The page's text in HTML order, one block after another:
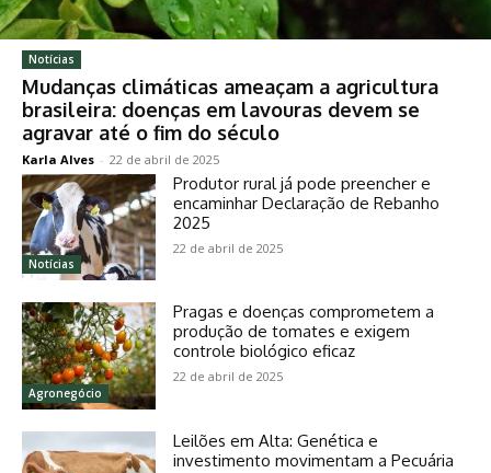
Notícias
Mudanças climáticas ameaçam a agricultura
brasileira: doenças em lavouras devem se
agravar até o fim do século
Karla Alves - 22 de abril de 2025
Notícias
Produtor rural já pode preencher e
encaminhar Declaração de Rebanho
2025
22 de abril de 2025
Agronegócio
Pragas e doenças comprometem a
produção de tomates e exigem
controle biológico eficaz
22 de abril de 2025
Leilões em Alta: Genética e
investimento movimentam a Pecuária